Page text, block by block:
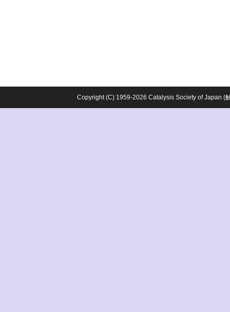
Copyright (C) 1959-2026 Catalysis Society of Japan (